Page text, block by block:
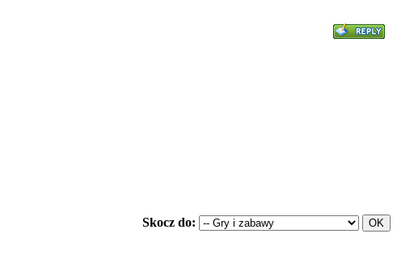
Skocz do: